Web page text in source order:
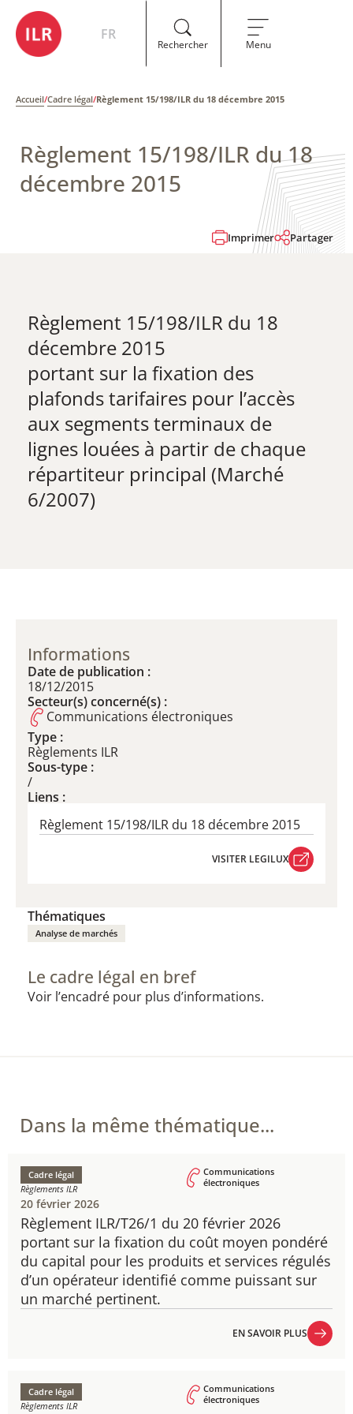
FR
Rechercher Menu
Accueil/Cadre légal/Règlement 15/198/ILR du 18 décembre 2015
Règlement 15/198/ILR du 18
décembre 2015
Imprimer Partager
Règlement 15/198/ILR du 18
décembre 2015
​portant sur la fixation des
plafonds tarifaires pour l’accès
aux segments terminaux de
lignes louées à partir de chaque
répartiteur principal (Marché
6/2007)
Informations
Date de publication :
18/12/2015
Secteur(s) concerné(s) :
Communications électroniques
Type :
Règlements ILR
Sous-type :
/
Liens :
Règlement 15/198/ILR du 18 décembre 2015
VISITER LEGILUX
Thématiques
Analyse de marchés
Le cadre légal en bref
Voir l’encadré pour plus d’informations.
Dans la même thématique...
Règlement ILR/T26/1 du 20 février 2026
portant sur la fixation du coût moyen pondéré
du capital pour les produits et services régulés
d’un opérateur identifié comme puissant sur
un marché pertinent.
Cadre légal
Règlements ILR
Communications
électroniques
20 février 2026
EN SAVOIR PLUS
Cadre légal
Règlements ILR
Communications
électroniques